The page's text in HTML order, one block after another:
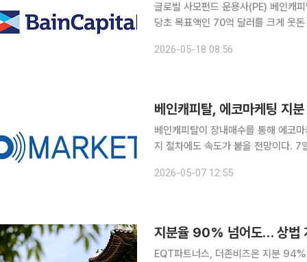
글로벌 사모펀드 운용사(PE) 베인캐
당초 목표액인 70억 달러를 크게 웃
피탈 아시아 6호 펀드’ 결성을 완료했
2026-05-18 08:56
베인캐피탈, 에코마케팅 지
베인캐피탈이 장내매수를 통해 에코
지 절차에도 속도가 붙을 전망이다. 7일 금융감독원 전자공시시스템에 따르면 베인캐피탈은 에코마
2026-05-07 12:55
지분율 90% 넘어도… 상법
EQT파트너스, 더존비즈온 지분